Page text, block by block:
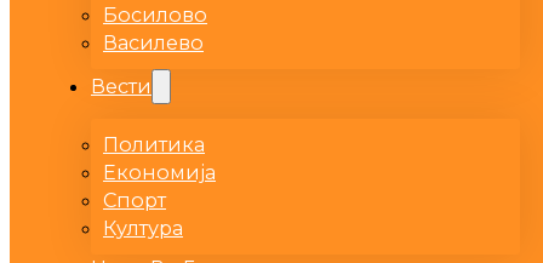
Босилово
Василево
Вести
Политика
Економија
Спорт
Култура